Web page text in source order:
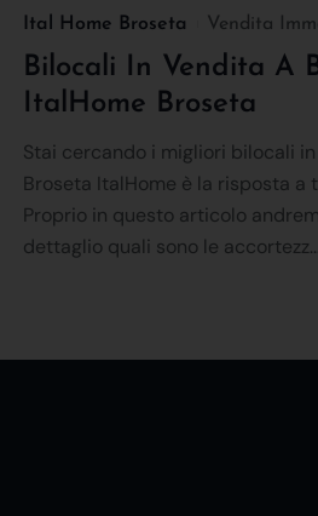
Ital Home Broseta Vendita
Bilocali In Vendita A
ItalHome Broseta
Stai cercando i migliori bilocali
Broseta ItalHome è la risposta a
Proprio in questo articolo
dettaglio quali sono le